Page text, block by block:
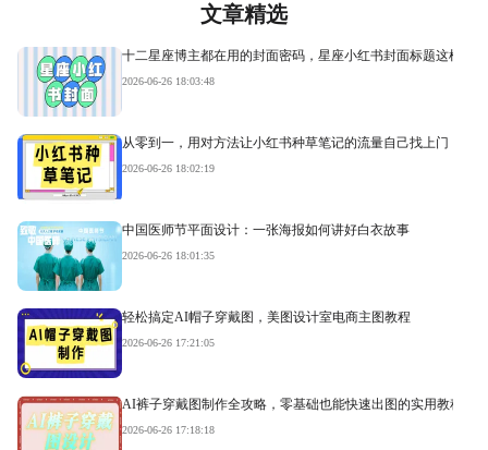
文章精选
十二星座博主都在用的封面密码，星座小红书封面标题这样写
2026-06-26 18:03:48
从零到一，用对方法让小红书种草笔记的流量自己找上门
2026-06-26 18:02:19
中国医师节平面设计：一张海报如何讲好白衣故事
2026-06-26 18:01:35
轻松搞定AI帽子穿戴图，美图设计室电商主图教程
2026-06-26 17:21:05
AI裤子穿戴图制作全攻略，零基础也能快速出图的实用教程
2026-06-26 17:18:18